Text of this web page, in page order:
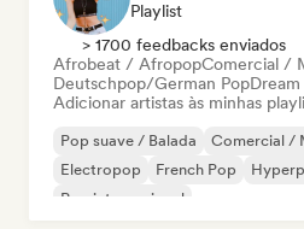
Playlist
> 1700 feedbacks enviados
Afrobeat / AfropopComercial /
Deutschpop/German Pop
Adicionar artistas às minhas
Pop suave / Balada Comercial /
Electropop
French Pop
Pop internacional